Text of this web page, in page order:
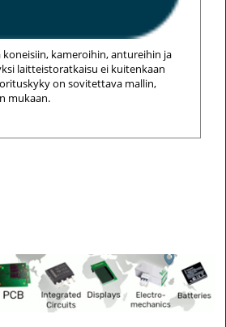
kameroihin, antureihin ja
laitteistoratkaisu ei kuitenkaan
on sovitettava mallin,
mukaan.